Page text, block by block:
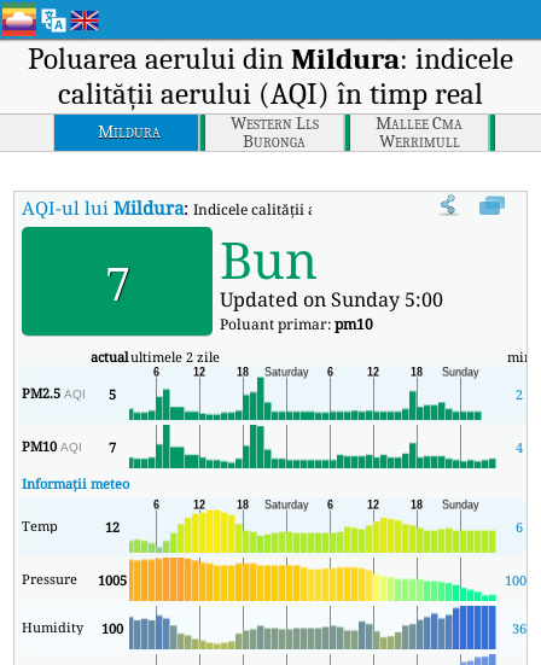
Poluarea aerului din Mildura: indicele
calității aerului (AQI) în timp real
Mildura
Western Lls
Buronga
Mallee Cma
Werrimull
AQI-ul luiMildura:Indicele calității aerului (AQI) în timp real al lui
7 Bun
Updated on Sunday 5:00
Poluant primar:pm10
actualultimele 2 zile min
PM2.5AQI 5 2
PM10AQI 7
4
Informații meteo
Temp 12 6
Pressure 1005 1005
Humidity 100 36